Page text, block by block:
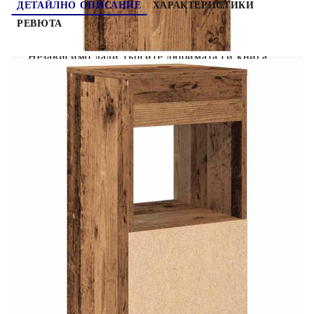
ДЕТАЙЛНО ОПИСАНИЕ
ХАРАКТЕРИСТИКИ
РЕВЮТА
Независимо дали търсите любимата си книга,
или съхранявате най-важните си вещи за през
нощта, тези нощни шкафчета съчетават стил и
практичност, което ги прави чудесен избор за
вашето нощно шкафче. Стабилен и издръжлив
материал: Инженерната дървесина е издръжлив
и стабилен материал с гладка повърхност, която
е устойчива на влага, изкривяване и
разцепване, което я прави надежден избор за
различни проекти.Достатъчно място за
съхранение: Шкафът осигурява достатъчно
пространство за съхранение с едно чекмедже и
две отворени отделения, което ви позволява да
организирате и съхранявате предмети като
книги, списания или лични вещи, за да запазите
спалнята си без безпорядък.Практическа
употреба: С идеална височина за лесен достъп
от леглото, тази маса е проектирана за
функционалност и удобство. Чекмеджетата са с
практични дръжки, които гарантират, че се
отварят гладко и без усилие.Лесна за